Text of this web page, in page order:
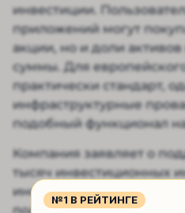
инвестиции.
приложений могут
акции, но и доли
суммы. Для
практически стандарт,
инфраструктурные
подобный функционал
Компания заявляет о
тысяч инвестиционных
инфраструктура
№1 В РЕЙТИНГЕ